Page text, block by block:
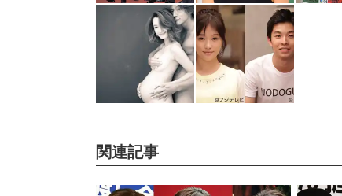
関連記事